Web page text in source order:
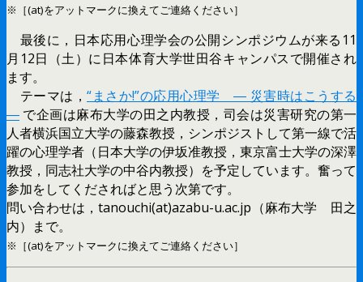
※［(at)をアットマークに換えてご連絡ください］
最後に，日本応用心理学会の公開シンポジウムが来る11
月12日（土）に日本体育大学世田谷キャンパスで開催され
ます。
テーマは， “まさか!”の応用心理学 ― 災害時はこうする
― で企画は麻布大学の田之内教授，司会は災害研究の第一
人者横浜国立大学の藤森教授，シンポジストして第一線で活
躍の心理学者（日本大学の伊坂准教授，東京富士大学の深澤
教授，同志社大学の中谷内教授）を予定しています。奮って
参加をしてくださればと思う次第です。
問い合わせは，tanouchi(at)azabu-u.ac.jp（麻布大学 田之
内）まで。
※［(at)をアットマークに換えてご連絡ください］